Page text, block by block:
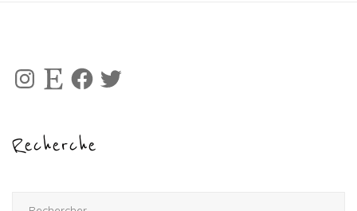
Instagram
Etsy Facebook
Twitter
Recherche